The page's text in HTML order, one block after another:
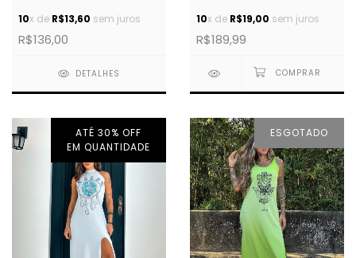
10x de R$13,60 sem juros
R$136,00
DETALHES
10x de R$19,00 sem juros
R$189,99
ATÉ 30% OFF
EM QUANTIDADE
ESGOTADO